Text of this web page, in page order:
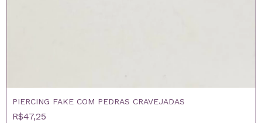
PIERCING FAKE COM PEDRAS CRAVEJADAS
R$47,25